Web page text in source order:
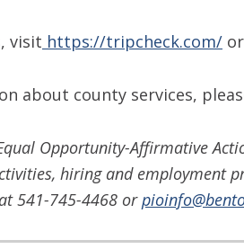
visit https://tripcheck.com/
about county services,
Opportunity-Affirmative
hiring and employment
541-745-4468 or